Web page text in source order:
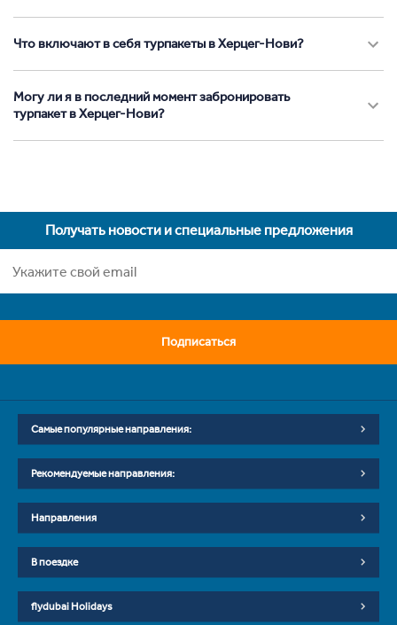
Что включают в себя турпакеты в Херцег-Нови?
Могу ли я в последний момент забронировать
турпакет в Херцег-Нови?
Получать новости и специальные предложения
Подписаться
Самые популярные направления:
Рекомендуемые направления:
Направления
В поездке
flydubai Holidays